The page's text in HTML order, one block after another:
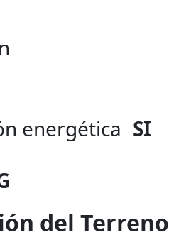
energética SI
del Terreno